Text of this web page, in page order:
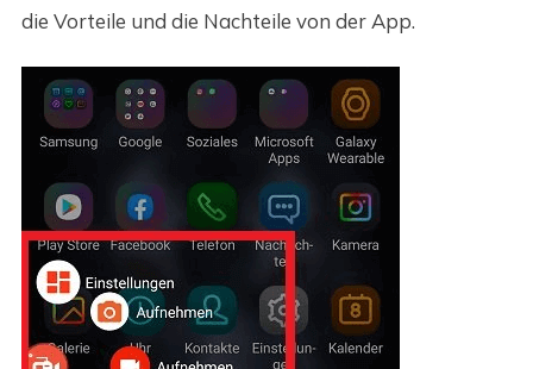
die Vorteile und die Nachteile von der App.